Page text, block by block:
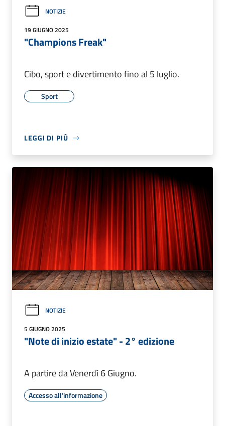
NOTIZIE
19 GIUGNO 2025
"Champions Freak"
Cibo, sport e divertimento fino al 5 luglio.
Sport
LEGGI DI PIÙ
NOTIZIE
5 GIUGNO 2025
"Note di inizio estate" - 2° edizione
A partire da Venerdì 6 Giugno.
Accesso all'informazione